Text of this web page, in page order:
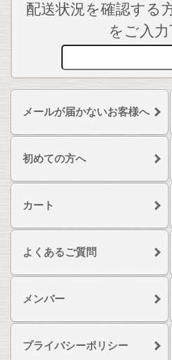
配送状況を確認する
をご入力
メールが届かないお客様へ
初めての方へ
カート
よくあるご質問
メンバー
プライバシーポリシー